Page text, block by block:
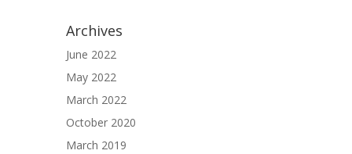
Archives
June 2022
May 2022
March 2022
October 2020
March 2019